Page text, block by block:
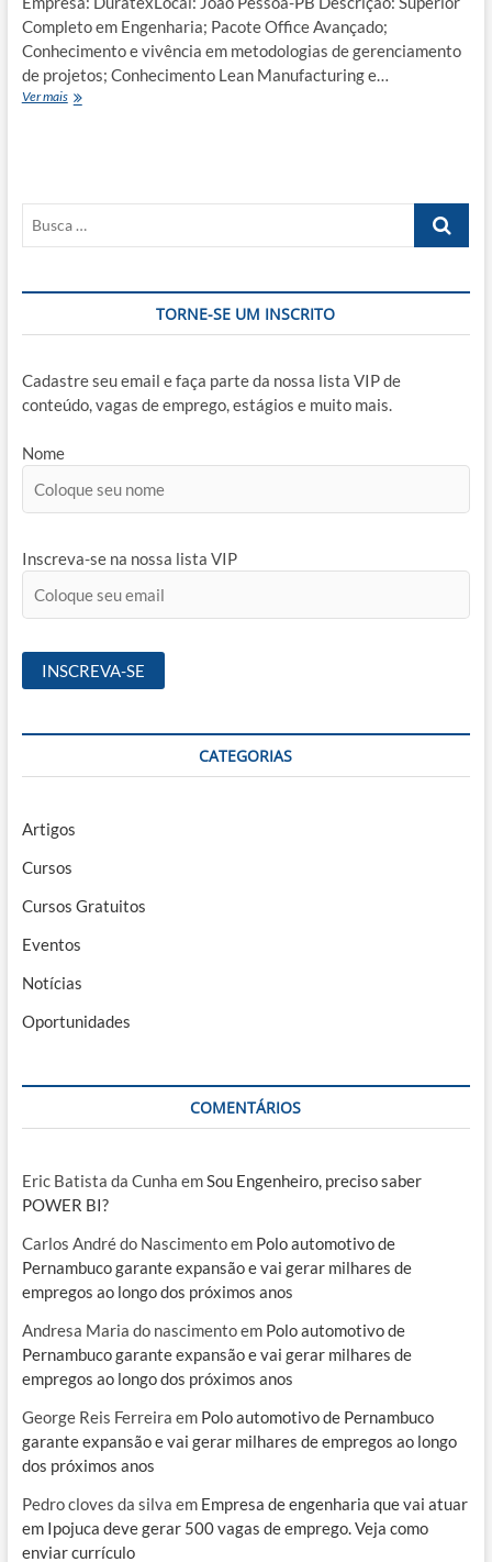
Completo em Engenharia; Pacote Office Avançado;
Conhecimento e vivência em metodologias de gerenciamento
de projetos; Conhecimento Lean Manufacturing e…
Ver maisEngenheira
Busca
TORNE-SE UM INSCRITO
Cadastre seu email e faça parte da nossa lista VIP de
conteúdo, vagas de emprego, estágios e muito mais.
Nome
Inscreva-se na nossa lista VIP
CATEGORIAS
Artigos
Cursos
Cursos Gratuitos
Eventos
Notícias
Oportunidades
COMENTÁRIOS
Eric Batista da Cunha em Sou Engenheiro, preciso saber
POWER BI?
Carlos André do Nascimentoem Polo automotivo de
Pernambuco garante expansão e vai gerar milhares de
empregos ao longo dos próximos anos
Andresa Maria do nascimentoem Polo automotivo de
Pernambuco garante expansão e vai gerar milhares de
empregos ao longo dos próximos anos
George Reis Ferreira em Polo automotivo de Pernambuco
garante expansão e vai gerar milhares de empregos ao longo
dos próximos anos
Pedro cloves da silva em Empresa de engenharia que vai atuar
em Ipojuca deve gerar 500 vagas de emprego. Veja como
enviar currículo